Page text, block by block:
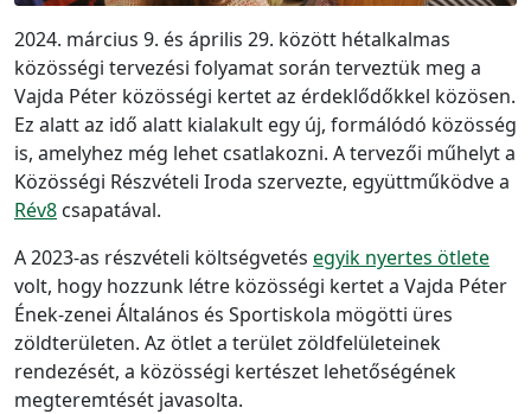
2024. március 9. és április 29. között hétalkalmas
közösségi tervezési folyamat során terveztük meg a
Vajda Péter közösségi kertet az érdeklődőkkel közösen.
Ez alatt az idő alatt kialakult egy új, formálódó közösség
is, amelyhez még lehet csatlakozni. A tervezői műhelyt a
Közösségi Részvételi Iroda szervezte, együttműködve a
Rév8 csapatával.
A 2023-as részvételi költségvetés egyik nyertes ötlete
volt, hogy hozzunk létre közösségi kertet a Vajda Péter
Ének-zenei Általános és Sportiskola mögötti üres
zöldterületen. Az ötlet a terület zöldfelületeinek
rendezését, a közösségi kertészet lehetőségének
megteremtését javasolta.